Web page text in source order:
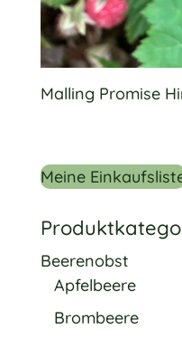
Malling Promise
Meine
Beerenobst
Apfelbeere
Brombeere